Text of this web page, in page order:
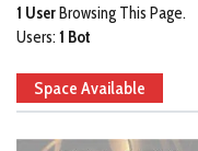
1 UserBrowsing This Page.
Users: 1 Bot
Space Available